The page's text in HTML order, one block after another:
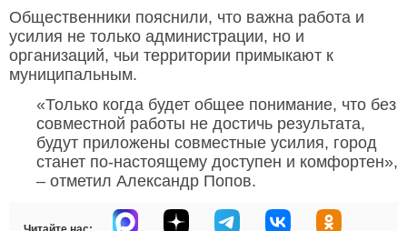
Общественники пояснили, что важна работа и
усилия не только администрации, но и
организаций, чьи территории примыкают к
муниципальным.
«Только когда будет общее понимание, что без
совместной работы не достичь результата,
будут приложены совместные усилия, город
станет по-настоящему доступен и комфортен»,
– отметил Александр Попов.